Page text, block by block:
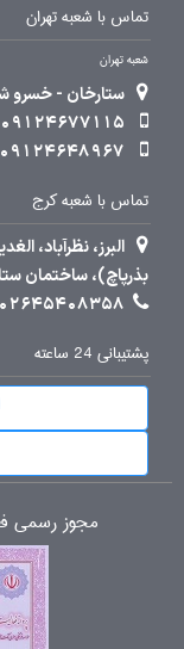
تماس با شعبه تهران
شعبه تهران
ستارخان - خسرو
09124677115
09124648967
تماس با شعبه کرج
بذرپاچ)، ساختمان ستاره،
02645408358
پشتیبانی 24 ساعته
مجوز رسمی